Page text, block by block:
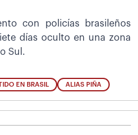
con policías brasileños
días oculto en una zona
Sul.
EN BRASIL ALIAS PIÑA